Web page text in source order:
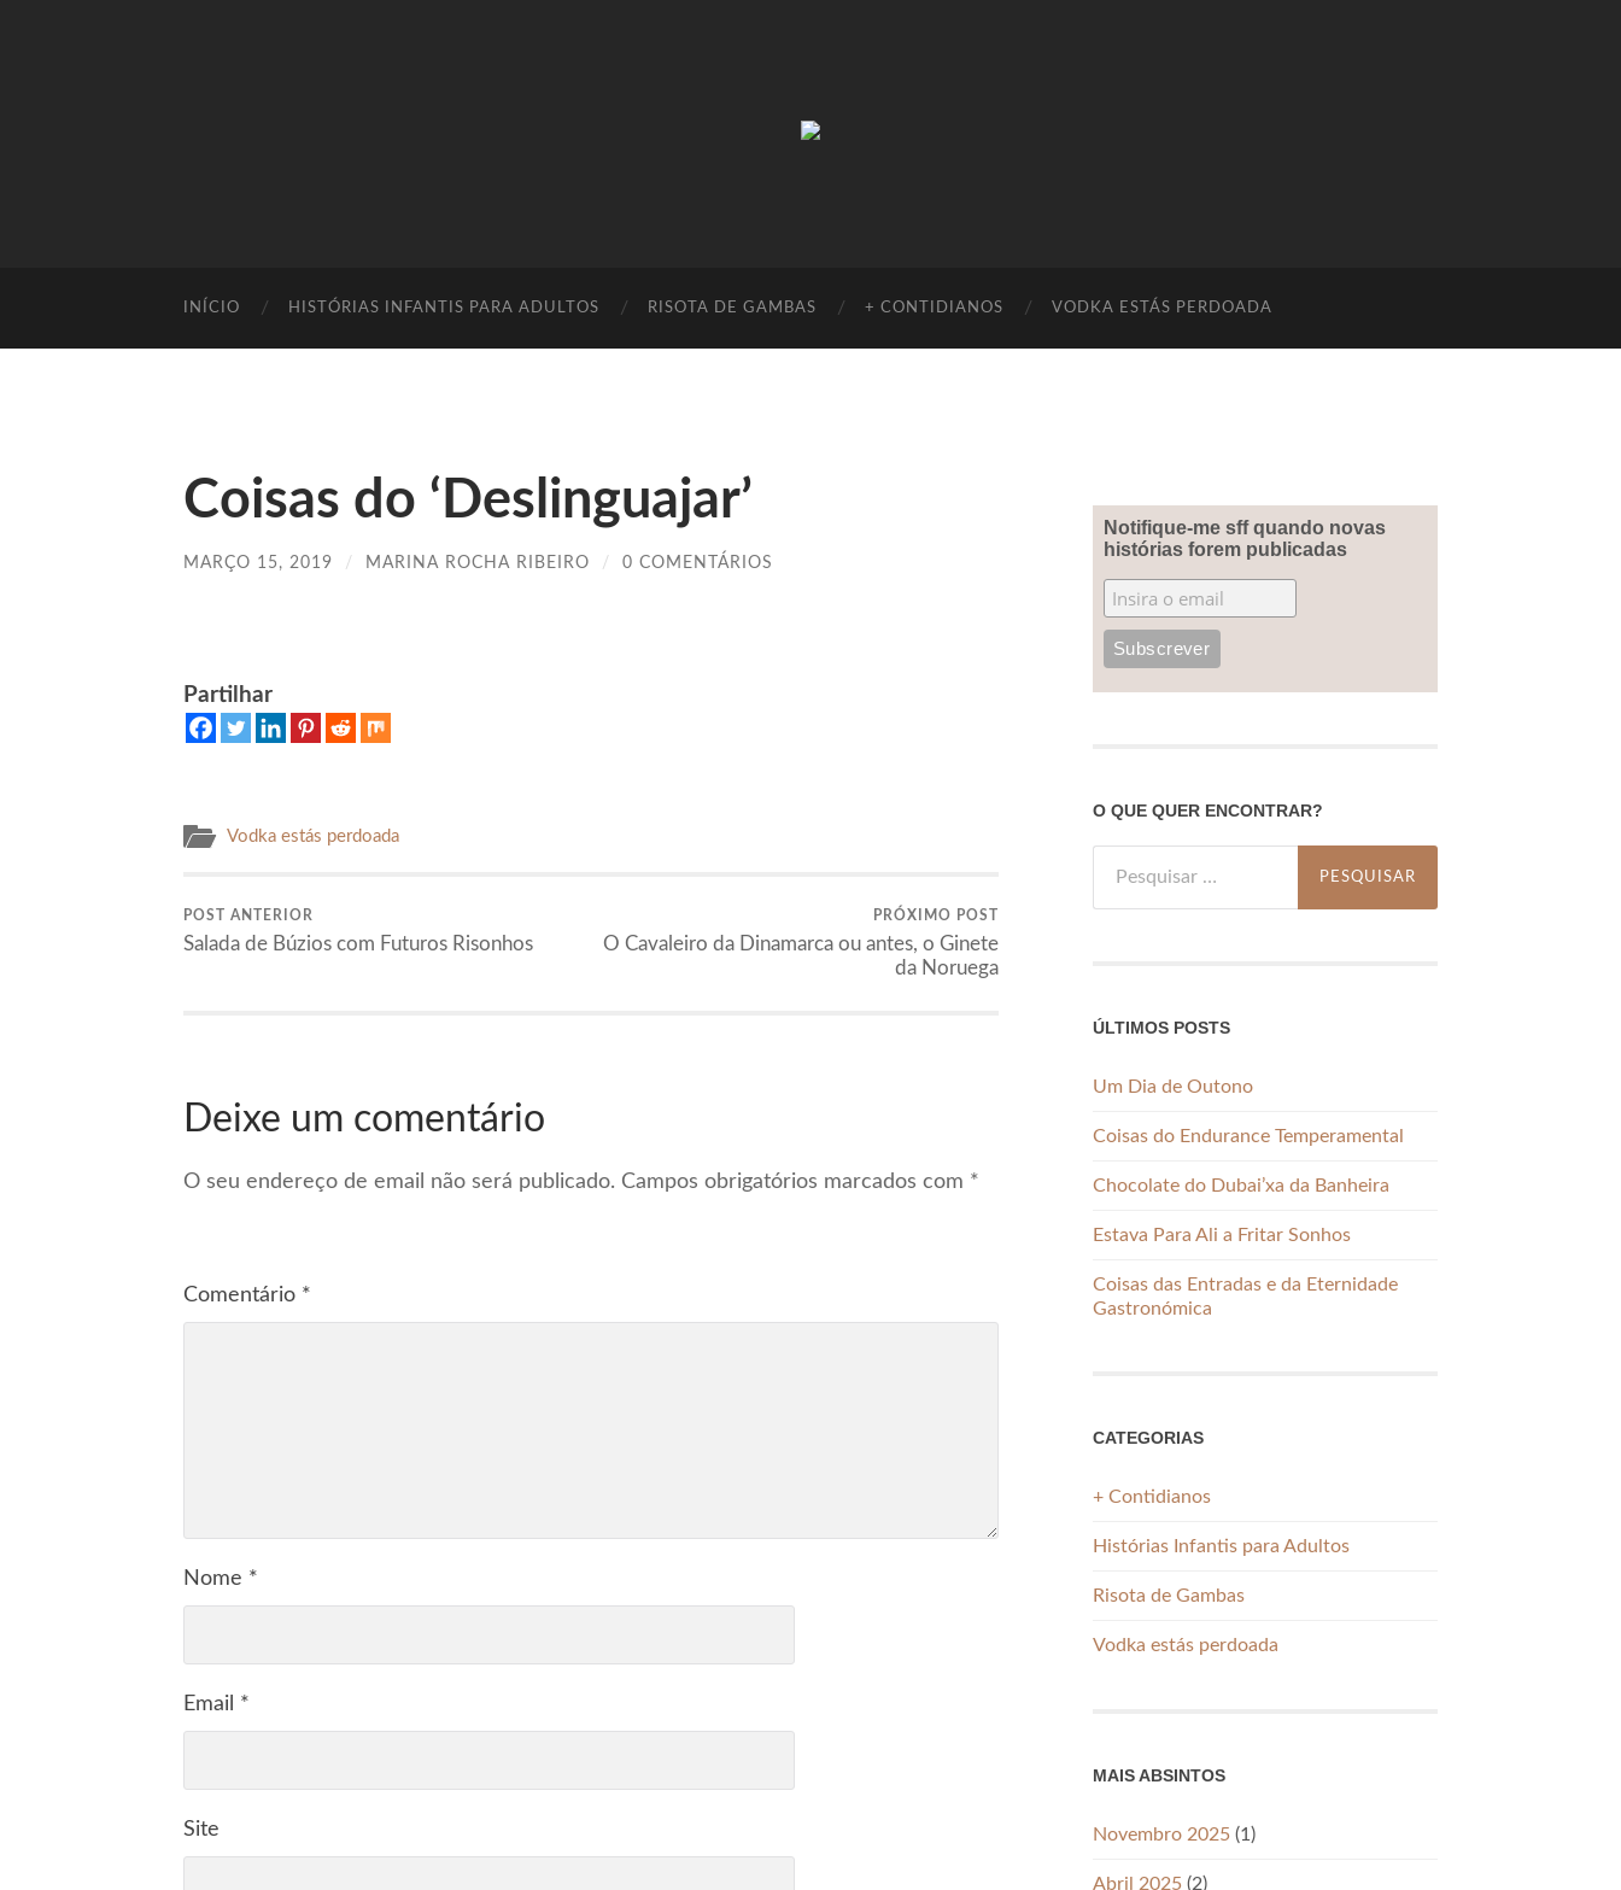
INÍCIO HISTÓRIAS INFANTIS PARA ADULTOS RISOTA DE GAMBAS + CONTIDIANOS VODKA ESTÁS PERDOADA
Coisas do ‘Deslinguajar’
MARÇO 15, 2019 / MARINA ROCHA RIBEIRO / 0 COMENTÁRIOS
Partilhar
Vodka estás perdoada
POST ANTERIOR
Salada de Búzios com Futuros Risonhos
PRÓXIMO POST
O Cavaleiro da Dinamarca ou antes, o Ginete
da Noruega
Deixe um comentário
O seu endereço de email não será publicado. Campos obrigatórios marcados com *
Comentário *
Nome *
Email *
Site
Notifique-me sff quando novas
histórias forem publicadas
O QUE QUER ENCONTRAR?
por:
ÚLTIMOS POSTS
Um Dia de Outono
Coisas do Endurance Temperamental
Chocolate do Dubai’xa da Banheira
Estava Para Ali a Fritar Sonhos
Coisas das Entradas e da Eternidade
Gastronómica
CATEGORIAS
+ Contidianos
Histórias Infantis para Adultos
Risota de Gambas
Vodka estás perdoada
MAIS ABSINTOS
Novembro 2025 (1)
Abril 2025 (2)